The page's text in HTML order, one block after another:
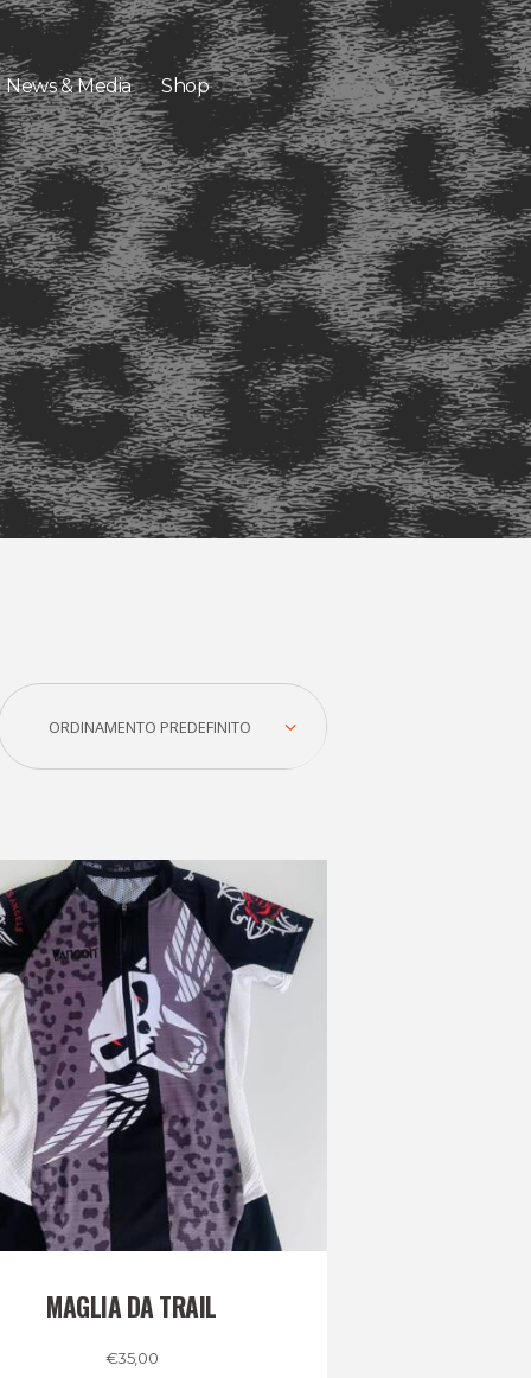
News & Media Shop
MAGLIA DA TRAIL
€35,00